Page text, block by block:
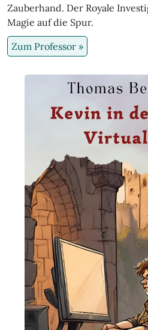
Zauberhand. Der Royale
Magie auf die Spur.
Zum Professor »